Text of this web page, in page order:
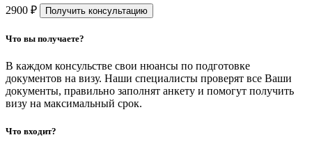
2900 ₽ Получить консультацию
Что вы получаете?
В каждом консульстве свои нюансы по подготовке
документов на визу. Наши специалисты проверят все Ваши
документы, правильно заполнят анкету и помогут получить
визу на максимальный срок.
Что входит?